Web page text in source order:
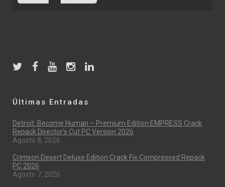
Últimas Entradas
Detroit: Become Human – Premium Edition EMPRESS Crack
Repack Director’s Cut PC Version 2026
Agosto 8, 2026
Crimson Desert Deluxe Edition Crack Fix Compressed Repack
PC 2026
Agosto 7, 2026